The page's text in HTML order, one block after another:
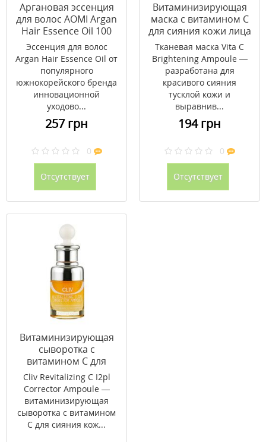
Аргановая эссенция
для волос AOMI Argan
Hair Essence Oil 100
мл
Эссенция для волос
Argan Hair Essence Oil от
популярного
южнокорейского бренда
инновационной
уходово...
257 грн
0
Отсутствует
Витаминизирующая
маска с витамином С
для сияния кожи лица
CLIV 22 г
Тканевая маска Vita C
Brightening Ampoule —
разработана для
красивого сияния
тусклой кожи и
выравнив...
194 грн
0
Отсутствует
Витаминизирующая
сыворотка с
витамином С для
сияния кожи лица
CLIV 30 мл
Cliv Revitalizing C I2pl
Corrector Ampoule —
витаминизирующая
сыворотка с витамином
С для сияния кож...